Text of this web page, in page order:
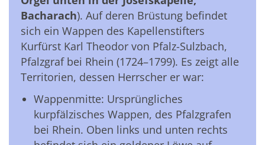
Bacharach). Auf deren Brüstung befindet
sich ein Wappen des Kapellenstifters
Kurfürst Karl Theodor von Pfalz-Sulzbach,
Pfalzgraf bei Rhein (1724–1799). Es zeigt alle
Territorien, dessen Herrscher er war:
Wappenmitte: Ursprüngliches
kurpfälzisches Wappen, des Pfalzgrafen
bei Rhein. Oben links und unten rechts